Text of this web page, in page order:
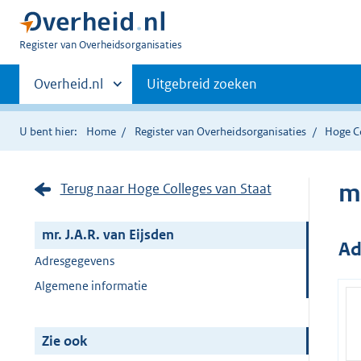
U
Register van Overheidsorganisaties
Primaire
navigatie
Andere
sites
binnen
Overheid.nl Uitgebreid zoeken
U bent hier: Home Register van Overheidsorganisaties Hoge
Terug naar Hoge Colleges van Staat
mr. J.A.R. van Eijsden
Adresgegevens
Algemene informatie
Zie ook